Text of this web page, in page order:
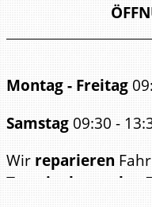
Montag - Freitag
Samstag 09:30 -
Wir reparieren
Terminabsprache